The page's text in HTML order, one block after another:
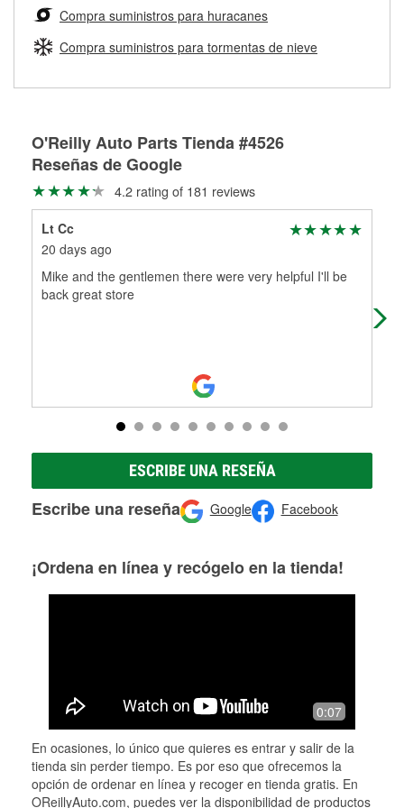
Más información sobre el Programa de Préstamo de
Herramientas de O'Reilly
medirán tus tambores o discos para determinar si pueden
ser rectificados con seguridad. Si tus tambores o discos no
pueden ser reutilizados, podemos ayudarte a encontrar las
partes de reemplazo correctas para tu reparación.
Rectificación de tambores y discos de freno
Compra suministros para huracanes
Compra suministros para tormentas de nieve
O'Reilly Auto Parts Tienda #4526
Reseñas de Google
4.2 rating of 181 reviews
Lt Cc
20 days ago
Mike and the gentlemen there were very helpful I'll be
back great store
ESCRIBE UNA RESEÑA
Escribe una reseña Google Facebook
¡Ordena en línea y recógelo en la tienda!
0:07
En ocasiones, lo único que quieres es entrar y salir de la
tienda sin perder tiempo. Es por eso que ofrecemos la
opción de ordenar en línea y recoger en tienda gratis. En
OReillyAuto.com, puedes ver la disponibilidad de productos